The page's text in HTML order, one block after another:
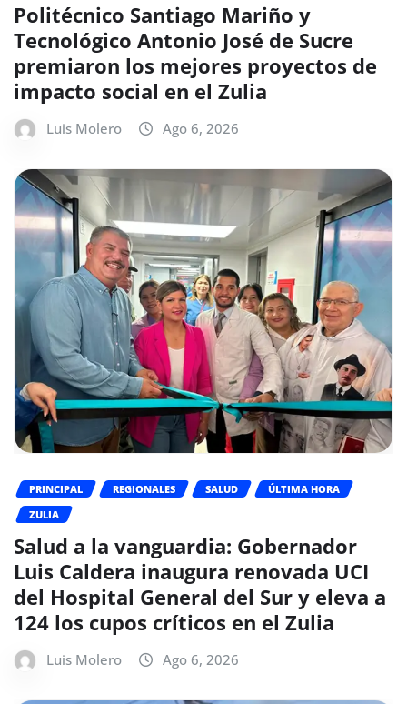
Politécnico Santiago Mariño y
Tecnológico Antonio José de Sucre
premiaron los mejores proyectos de
impacto social en el Zulia
Luis Molero Ago 6, 2026
PRINCIPAL REGIONALES SALUD
ÚLTIMA HORA
ZULIA
Salud a la vanguardia: Gobernador
Luis Caldera inaugura renovada UCI
del Hospital General del Sur y eleva a
124 los cupos críticos en el Zulia
Luis Molero Ago 6, 2026